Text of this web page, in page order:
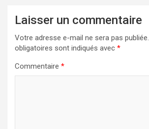
Laisser un commentaire
Votre adresse e-mail ne sera pas publiée.
obligatoires sont indiqués avec *
Commentaire *